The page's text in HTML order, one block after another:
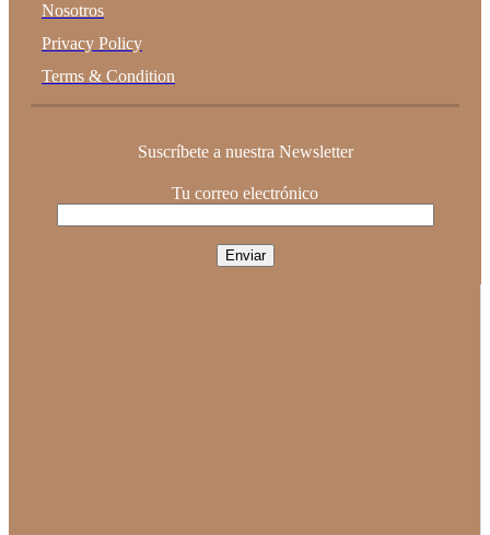
Nosotros
Privacy Policy
Terms & Condition
Suscríbete a nuestra Newsletter
Tu correo electrónico